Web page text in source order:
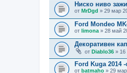
Ниско ниво
от MrDgd » 29 мар
Ford Mondeo
от limona» 28 май
Декоративен
от Diablo36 » 16
Ford Kuga 2014
от batmaho » 29